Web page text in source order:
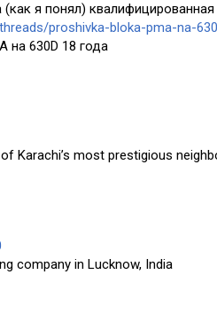
я понял)
proshivka-bloka-pma-na-
на 630D 18 года
Karachi’s most prestigious
company in Lucknow, India